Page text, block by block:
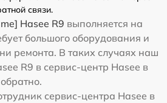
связи.
Hasee R9 выполняется на
большого оборудования и
ремонта. В таких случаях наш
R9 в сервис-центр Hasee в
сервис-центра Hasee в